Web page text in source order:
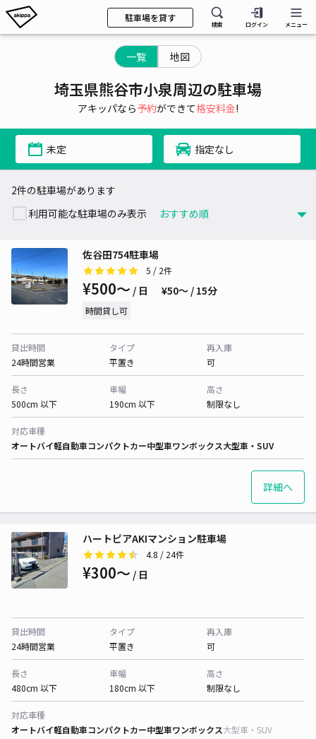
駐車場を貸す
検索 ログイン メニュー
一覧 地図
埼玉県熊谷市小泉周辺の駐車場
アキッパなら予約ができて格安料金!
未定 指定なし
2件の駐車場があります
利用可能な駐車場のみ表示
佐谷田754駐車場
5 / 2件
¥500〜 / 日 ¥50〜 / 15分
時間貸し可
貸出時間
24時間営業
タイプ
平置き
再入庫
可
長さ
500cm 以下
車幅
190cm 以下
高さ
制限なし
対応車種
オートバイ軽自動車コンパクトカー中型車ワンボックス大型車・SUV
詳細へ
ハートピアAKIマンション駐車場
4.8 / 24件
¥300〜 / 日
貸出時間
24時間営業
タイプ
平置き
再入庫
可
長さ
480cm 以下
車幅
180cm 以下
高さ
制限なし
対応車種
オートバイ軽自動車コンパクトカー中型車ワンボックス大型車・SUV